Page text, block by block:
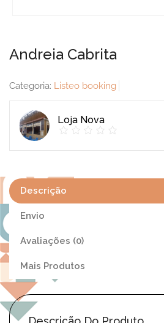
Andreia Cabrita
Categoria: Listeo booking
Loja Nova
Descrição
Envio
Avaliações (0)
Mais Produtos